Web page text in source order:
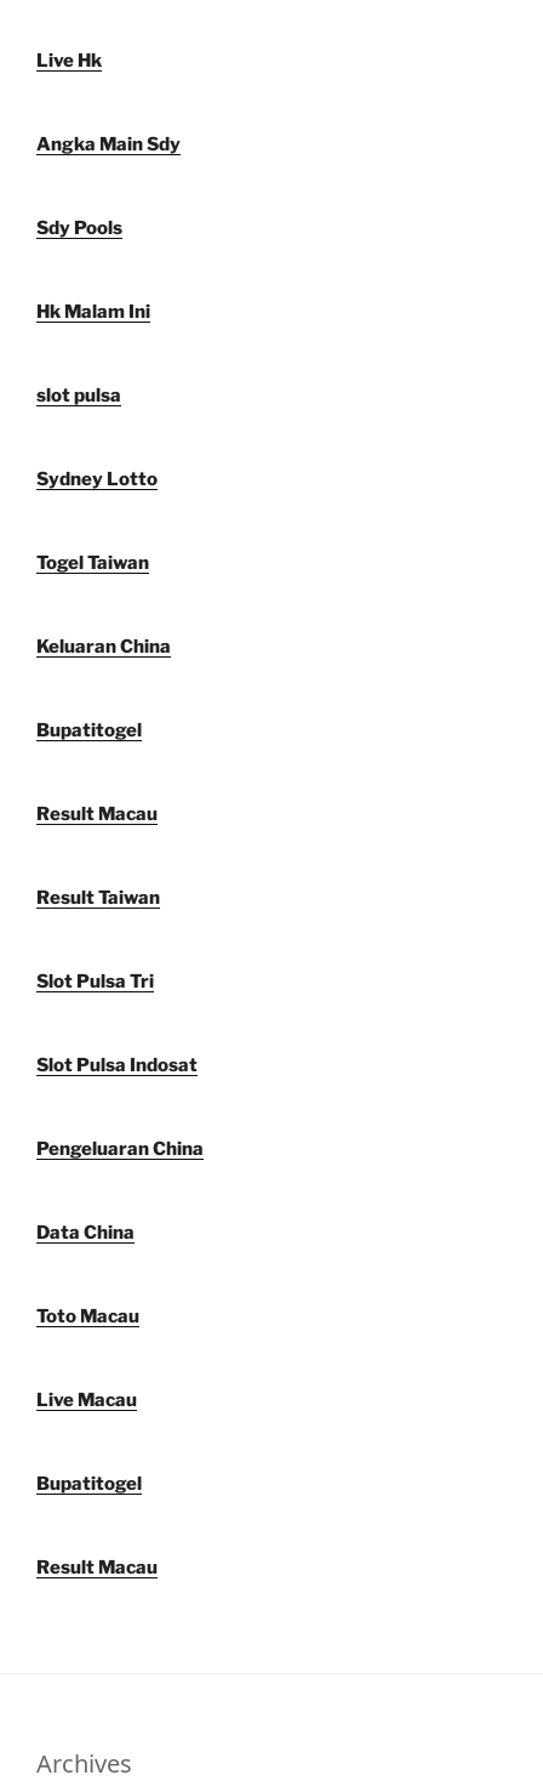
Live Hk
Angka Main Sdy
Sdy Pools
Hk Malam Ini
slot pulsa
Sydney Lotto
Togel Taiwan
Keluaran China
Bupatitogel
Result Macau
Result Taiwan
Slot Pulsa Tri
Slot Pulsa Indosat
Pengeluaran China
Data China
Toto Macau
Live Macau
Bupatitogel
Result Macau
Archives